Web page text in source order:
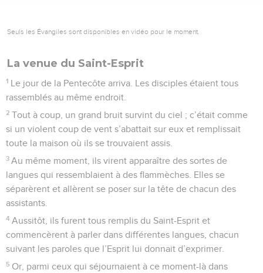
Seuls les Évangiles sont disponibles en vidéo pour le moment.
La venue du Saint-Esprit
1 Le jour de la Pentecôte arriva. Les disciples étaient tous
rassemblés au même endroit.
2 Tout à coup, un grand bruit survint du ciel ; c’était comme
si un violent coup de vent s’abattait sur eux et remplissait
toute la maison où ils se trouvaient assis.
3 Au même moment, ils virent apparaître des sortes de
langues qui ressemblaient à des flammèches. Elles se
séparèrent et allèrent se poser sur la tête de chacun des
assistants.
4 Aussitôt, ils furent tous remplis du Saint-Esprit et
commencèrent à parler dans différentes langues, chacun
suivant les paroles que l’Esprit lui donnait d’exprimer.
5 Or, parmi ceux qui séjournaient à ce moment-là dans